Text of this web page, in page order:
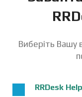
Виберіть Вашу
RRDesk